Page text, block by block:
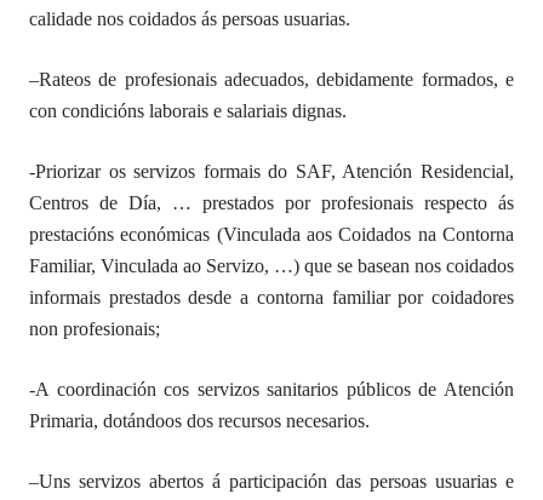
calidade nos coidados ás persoas usuarias.
–Rateos de profesionais adecuados, debidamente formados, e
con condicións laborais e salariais dignas.
-Priorizar os servizos formais do SAF, Atención Residencial,
Centros de Día, … prestados por profesionais respecto ás
prestacións económicas (Vinculada aos Coidados na Contorna
Familiar, Vinculada ao Servizo, …) que se basean nos coidados
informais prestados desde a contorna familiar por coidadores
non profesionais;
-A coordinación cos servizos sanitarios públicos de Atención
Primaria, dotándoos dos recursos necesarios.
–Uns servizos abertos á participación das persoas usuarias e